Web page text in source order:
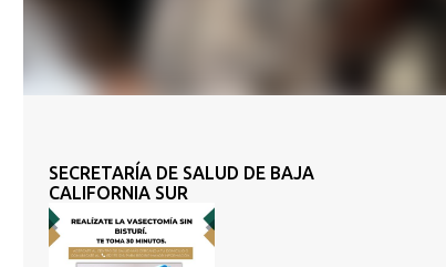
SECRETARÍA DE SALUD DE BAJA
CALIFORNIA SUR